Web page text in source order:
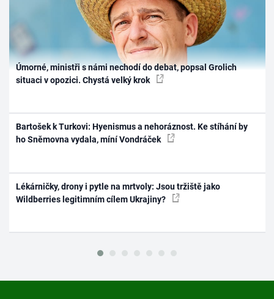
Úmorné, ministři s námi nechodí do debat, popsal Grolich
situaci v opozici. Chystá velký krok
Bartošek k Turkovi: Hyenismus a nehoráznost. Ke stíhání by
ho Sněmovna vydala, míní Vondráček
Lékárničky, drony i pytle na mrtvoly: Jsou tržiště jako
Wildberries legitimním cílem Ukrajiny?